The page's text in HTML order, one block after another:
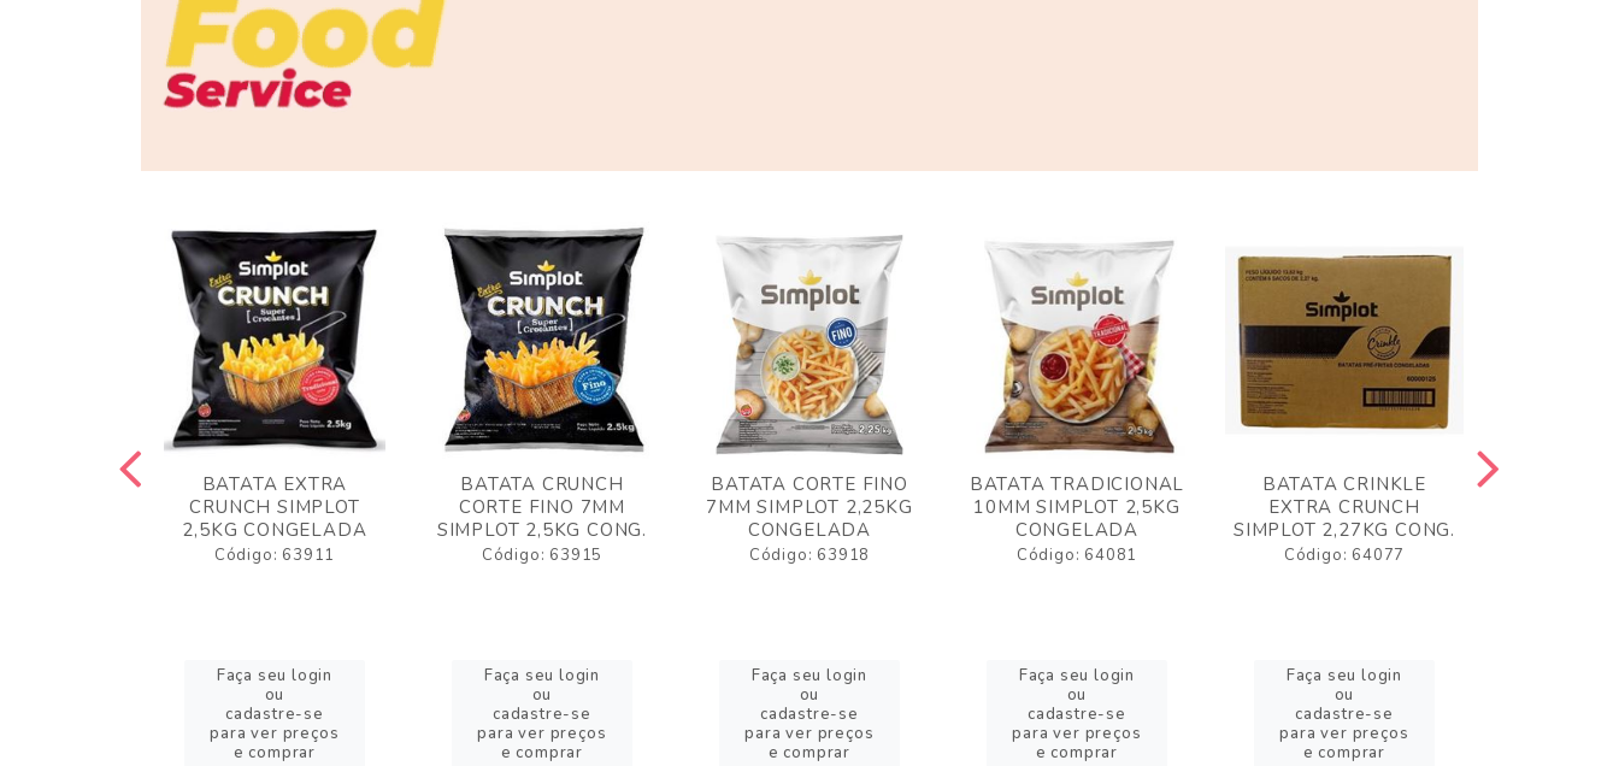
BATATA EXTRA
CRUNCH SIMPLOT
2,5KG CONGELADA
Código: 63911
Faça seu login
ou
cadastre-se
para ver preços
e comprar
BATATA CRUNCH
CORTE FINO 7MM
SIMPLOT 2,5KG CONG.
Código: 63915
Faça seu login
ou
cadastre-se
para ver preços
e comprar
BATATA CORTE FINO
7MM SIMPLOT 2,25KG
CONGELADA
Código: 63918
Faça seu login
ou
cadastre-se
para ver preços
e comprar
BATATA TRADICIONAL
10MM SIMPLOT 2,5KG
CONGELADA
Código: 64081
Faça seu login
ou
cadastre-se
para ver preços
e comprar
BATATA CRINKLE
EXTRA CRUNCH
SIMPLOT 2,27KG CONG.
Código: 64077
Faça seu login
ou
cadastre-se
para ver preços
e comprar